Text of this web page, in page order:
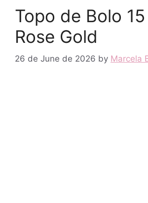
Topo de Bolo
Rose Gold
26 de June de 2026 by Marcela